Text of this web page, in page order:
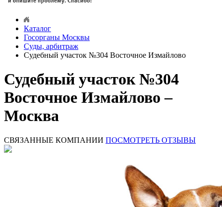
Каталог
Госорганы Москвы
Суды, арбитраж
Судебный участок №304 Восточное Измайлово
Судебный участок №304
Восточное Измайлово –
Москва
СВЯЗАННЫЕ КОМПАНИИ ПОСМОТРЕТЬ ОТЗЫВЫ